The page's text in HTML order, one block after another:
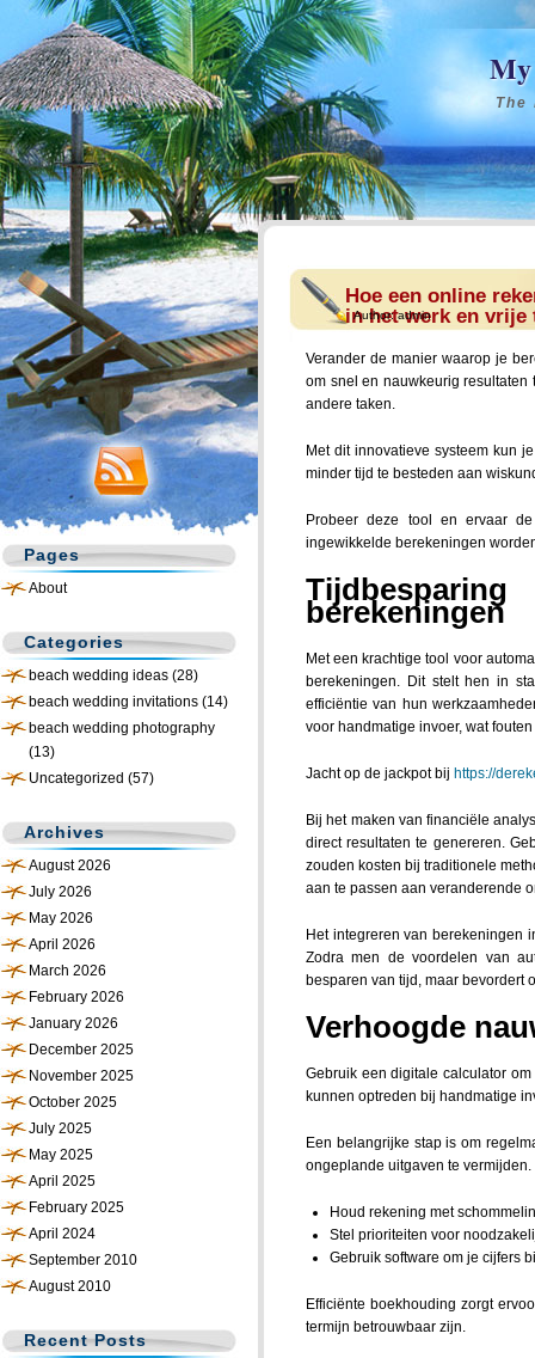
My
Hoe een online
in het werk en vrije
Author:admin
Verander de manier waarop je
om snel en nauwkeurig
andere taken.
Met dit innovatieve systeem kun
minder tijd te besteden aan
Probeer deze tool en ervaar
ingewikkelde berekeningen
berekeningen
Met een krachtige tool voor
berekeningen. Dit stelt hen in
efficiëntie van hun
voor handmatige invoer, wat
Jacht op de jackpot bij https://
Bij het maken van financiële
direct resultaten te genereren.
zouden kosten bij traditionele
aan te passen aan veranderende
Het integreren van berekeningen
Zodra men de voordelen van
besparen van tijd, maar bevordert
Verhoogde
Gebruik een digitale calculator
kunnen optreden bij handmatige
Een belangrijke stap is om
ongeplande uitgaven te vermijden.
Houd rekening met
Stel prioriteiten voor
Gebruik software om je cijfers
Efficiënte boekhouding zorgt
termijn betrouwbaar zijn.
Pages
About
Categories
beach wedding ideas (28)
beach wedding invitations (14)
beach wedding photography
(13)
Uncategorized (57)
Archives
August 2026
July 2026
May 2026
April 2026
March 2026
February 2026
January 2026
December 2025
November 2025
October 2025
July 2025
May 2025
April 2025
February 2025
April 2024
September 2010
August 2010
Recent Posts